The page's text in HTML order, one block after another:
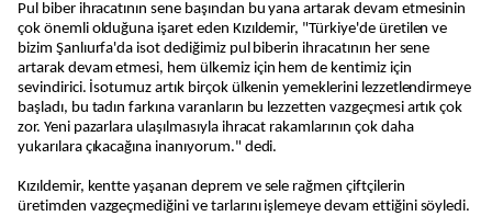
Pul biber ihracatının sene başından bu yana artarak devam etmesinin
çok önemli olduğuna işaret eden Kızıldemir, "Türkiye'de üretilen ve
bizim Şanlıurfa'da isot dediğimiz pul biberin ihracatının her sene
artarak devam etmesi, hem ülkemiz için hem de kentimiz için
sevindirici. İsotumuz artık birçok ülkenin yemeklerini lezzetlendirmeye
başladı, bu tadın farkına varanların bu lezzetten vazgeçmesi artık çok
zor. Yeni pazarlara ulaşılmasıyla ihracat rakamlarının çok daha
yukarılara çıkacağına inanıyorum." dedi.
Kızıldemir, kentte yaşanan deprem ve sele rağmen çiftçilerin
üretimden vazgeçmediğini ve tarlarını işlemeye devam ettiğini söyledi.